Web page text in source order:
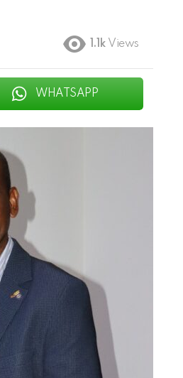
1.1k Views
WHATSAPP